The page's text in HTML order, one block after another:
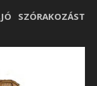
SZÓRAKOZÁST